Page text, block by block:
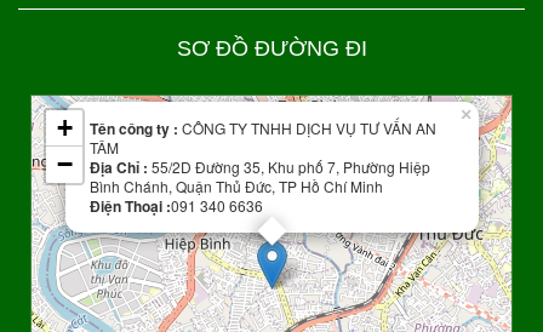
SƠ ĐỒ ĐƯỜNG ĐI
Tên công ty : CÔNG TY TNHH DỊCH VỤ TƯ VẤN AN
TÂM
Địa Chỉ : 55/2D Đường 35, Khu phố 7, Phường Hiệp
Bình Chánh, Quận Thủ Đức, TP Hồ Chí Minh
Điện Thoại :091 340 6636
×
+
−